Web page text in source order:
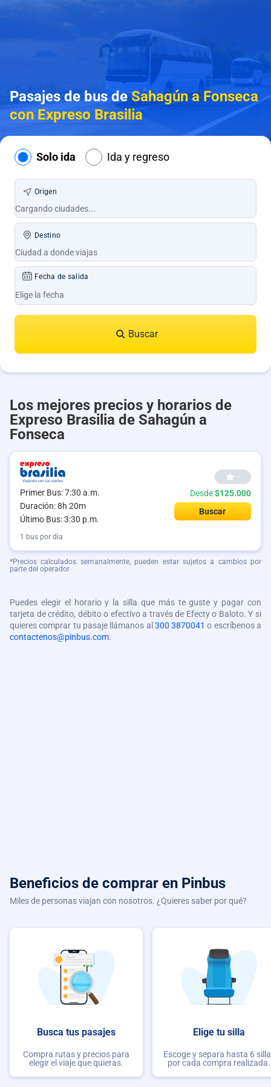
Pasajes de bus deSahagún a Fonseca
con Expreso Brasilia
Solo ida Ida y regreso
Origen
Destino
Fecha de salida
Buscar
Los mejores precios y horarios de
Expreso Brasilia de Sahagún a
Fonseca
Primer Bus: 7:30 a.m.
Duración: 8h 20m
Último Bus: 3:30 p.m.
--
Desde$125.000
Buscar
1 bus por día
*Precios calculados semanalmente, pueden estar sujetos a cambios por
parte del operador
Puedes elegir el horario y la silla que más te guste y pagar con
tarjeta de crédito, débito o efectivo a través de Efecty o Baloto. Y si
quieres comprar tu pasaje llámanos al 300 3870041 o escríbenos a
contactenos@pinbus.com.
Beneficios de comprar en Pinbus
Miles de personas viajan con nosotros. ¿Quieres saber por qué?
Busca tus pasajes
Compra rutas y precios para
elegir el viaje que quieras.
Elige tu silla
Escoge y separa hasta 6
por cada compra realizada.